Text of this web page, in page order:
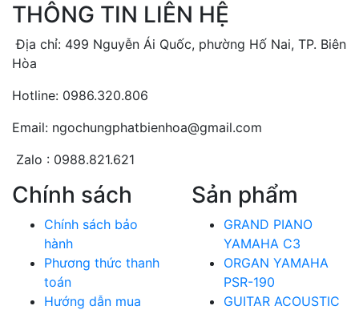
THÔNG TIN LIÊN HỆ
Địa chỉ: 499 Nguyễn Ái Quốc, phường Hố Nai, TP. Biên
Hòa
Hotline: 0986.320.806
Email: ngochungphatbienhoa@gmail.com
Zalo : 0988.821.621
Chính sách
Chính sách bảo
hành
Phương thức thanh
toán
Hướng dẫn mua
Sản phẩm
GRAND PIANO
YAMAHA C3
ORGAN YAMAHA
PSR-190
GUITAR ACOUSTIC